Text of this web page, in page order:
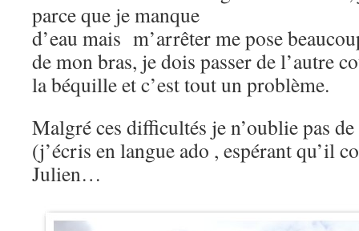
parce que je manque
d’eau mais m’arrêter me pose
de mon bras, je dois passer de l’autre
la béquille et c’est tout un problème.
Malgré ces difficultés je n’oublie pas
(j’écris en langue ado , espérant qu’il
Julien…